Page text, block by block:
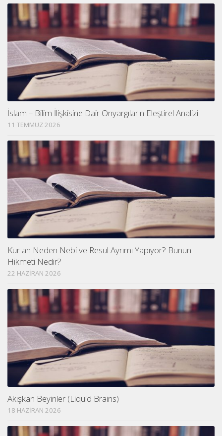
İslam – Bilim İlişkisine Dair Önyargıların Eleştirel Analizi
11 TEMMUZ 2026
Kur an Neden Nebi ve Resul Ayrımı Yapıyor? Bunun
Hikmeti Nedir?
22 HAZIRAN 2026
Akışkan Beyinler (Liquid Brains)
18 HAZIRAN 2026